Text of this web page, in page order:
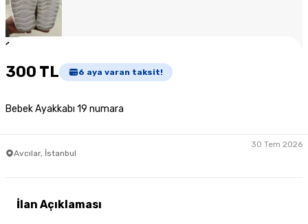
1
300 TL 6 aya varan taksit!
Bebek Ayakkabı 19 numara
Avcılar, İstanbul
30 Tem 2026
İlan Açıklaması